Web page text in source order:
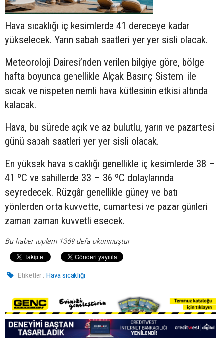
Hava sıcaklığı iç kesimlerde 41 dereceye kadar
yükselecek. Yarın sabah saatleri yer yer sisli olacak.
Meteoroloji Dairesi’nden verilen bilgiye göre, bölge
hafta boyunca genellikle Alçak Basınç Sistemi ile
sıcak ve nispeten nemli hava kütlesinin etkisi altında
kalacak.
Hava, bu sürede açık ve az bulutlu, yarın ve pazartesi
günü sabah saatleri yer yer sisli olacak.
En yüksek hava sıcaklığı genellikle iç kesimlerde 38 –
41 ºC ve sahillerde 33 – 36 ºC dolaylarında
seyredecek. Rüzgâr genellikle güney ve batı
yönlerden orta kuvvette, cumartesi ve pazar günleri
zaman zaman kuvvetli esecek.
Bu haber toplam 1369 defa okunmuştur
Etiketler : Hava sıcaklığı